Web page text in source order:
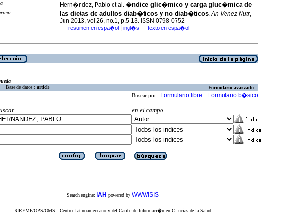
Hern�ndez, Pablo et al. �ndice glic�mico y carga gluc�mica de
las dietas de adultos diab�ticos y no diab�ticos.An Venez Nutr,
Jun 2013, vol.26, no.1, p.5-13. ISSN 0798-0752
· resumen en espa�ol ingl�s · texto en espa�ol
Base de datos : article Formulario avanzado
Buscar por : Formulario libre Formulario b�sico
en el campo
Search engine: iAH powered by WWWISIS
BIREME/OPS/OMS - Centro Latinoamericano y del Caribe de Informaci�n en Ciencias de la Salud